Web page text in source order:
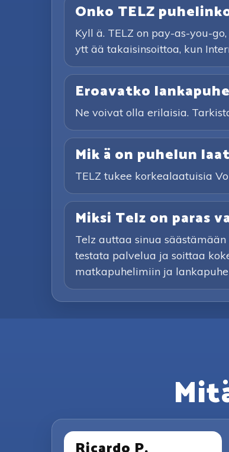
Onko TELZ
Kyll ä. TELZ on pay-as-you-
ytt ää takaisinsoittoa, kun
Eroavatko
Ne voivat olla erilaisia.
Mik ä on puhelun
TELZ tukee korkealaatuisia
Miksi Telz on paras
Telz auttaa sinua
testata palvelua ja soittaa
matkapuhelimiin ja